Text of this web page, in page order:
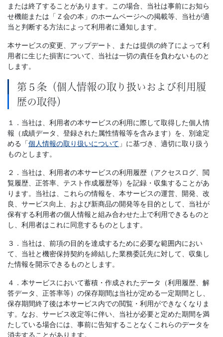
または終了することがあります。この場合、当社は事前にお知ら
せ機能または「Ｚ会の本」のホームページへの掲載等、当社が適
当と判断する方法によって利用者に通知します。
本サービスの変更、アップデート、または提供の終了によって利
用者に生じた損害について、当社は一切の責任を負わないものと
します。
第５条（個人情報の取り扱いおよび利用履
歴の取得）
１．当社は、利用者の本サービスの利用に際して取得した個人情
報（成績データ、登録された属性情報等を含みます）を、別途定
める「個人情報の取り扱いについて 」に基づき、適切に取り扱う
ものとします。
２．当社は、利用者の本サービスの利用履歴（アクセスログ、閲
覧履歴、正答率、テスト作成履歴等）を記録・収集することがあ
ります。当社は、これらの情報を、本サービスの運営、開発、改
良、サービス向上、および新商品の開発等を目的として、当社が
保有する利用者の個人情報と組み合わせた上で利用できるものと
し、利用者はこれに同意するものとします。
３．当社は、前項の目的を達成するために必要な範囲内におい
て、当社と機密保持契約を締結した業務委託先に対して、収集し
た情報を開示できるものとします。
４．本サービスにおいて蓄積・作成されたデータ（利用履歴、解
答データ、正答率等）の保存期間は当社が定める一定期間とし、
保存期間終了後は本サービス内での閲覧・利用ができなくなりま
す。なお、サービス改定等に伴い、当社が必要と定めた期間を満
たしている場合には、事前に告知することなくこれらのデータを
消去することがあります。